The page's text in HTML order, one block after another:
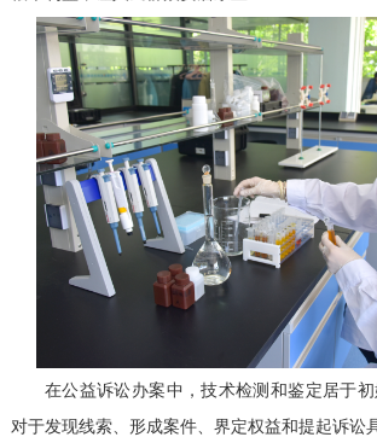
在公益诉讼办案中，技术检测和鉴定居于初
对于发现线索、形成案件、界定权益和提起诉讼